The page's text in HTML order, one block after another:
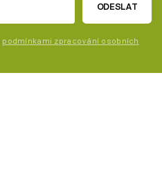
ODESLAT
podmínkami zpracování osobních